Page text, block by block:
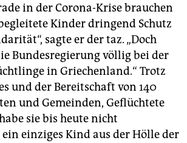
in der Corona-Krise brauchen
Kinder dringend Schutz
sagte er der taz. „Doch
Bundesregierung völlig bei der
in Griechenland.“ Trotz
und der Bereitschaft von 140
und Gemeinden, Geflüchtete
sie bis heute nicht
einziges Kind aus der Hölle der